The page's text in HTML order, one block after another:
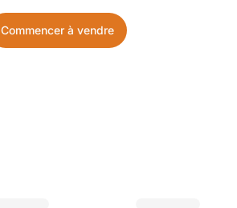
Commencer à vendre